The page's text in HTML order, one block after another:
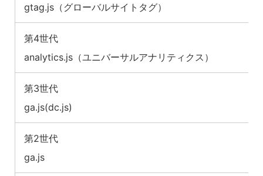
gtag.js（グローバルサイトタグ）
第4世代
analytics.js（ユニバーサルアナリティクス）
第3世代
ga.js(dc.js)
第2世代
ga.js